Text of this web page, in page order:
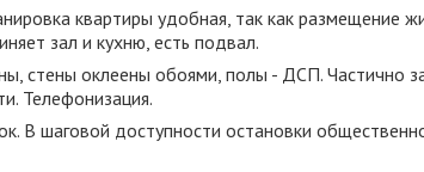
квартиры удобная, так как размещение
зал и кухню, есть подвал.
стены оклеены обоями, полы - ДСП. Частично
Телефонизация.
В шаговой доступности остановки